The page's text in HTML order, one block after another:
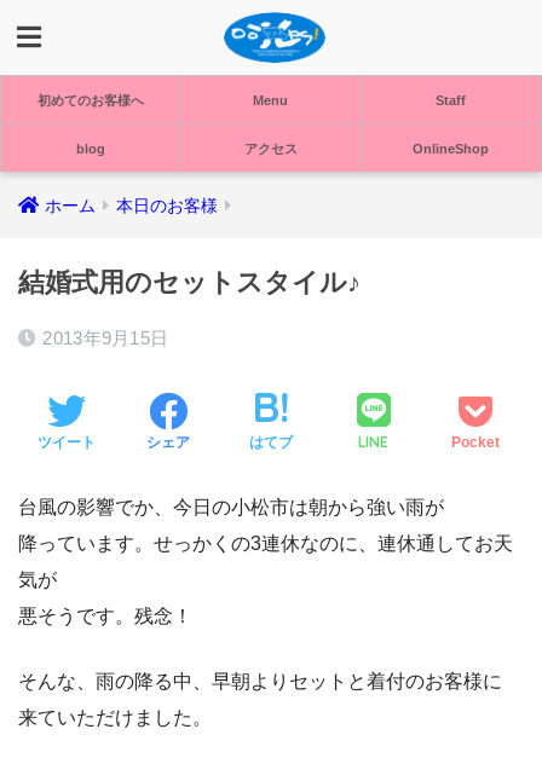
初めてのお客様へ Menu Staff
blog アクセス OnlineShop
ホーム 本日のお客様
結婚式用のセットスタイル♪
2013年9月15日
ツイート シェア はてブ LINE Pocket
台風の影響でか、今日の小松市は朝から強い雨が
降っています。せっかくの3連休なのに、連休通してお天
気が
悪そうです。残念！
そんな、雨の降る中、早朝よりセットと着付のお客様に
来ていただけました。